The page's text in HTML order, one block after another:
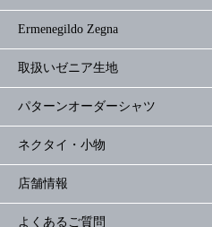
Ermenegildo Zegna
取扱いゼニア生地
パターンオーダーシャツ
ネクタイ・小物
店舗情報
よくあるご質問